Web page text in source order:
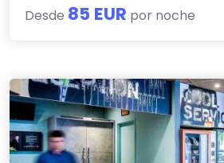
Desde 85 EUR por noche